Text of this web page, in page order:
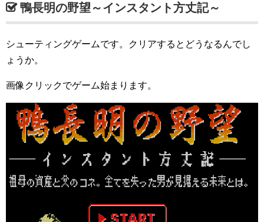
鴨長明の野望～インスタント方丈記～
シューティングゲームです。クリアするとどうなるんでし
ょうか。
画像クリックでゲーム始まります。